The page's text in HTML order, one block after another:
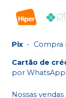
Pix - Compra
Cartão de
por
Nossas